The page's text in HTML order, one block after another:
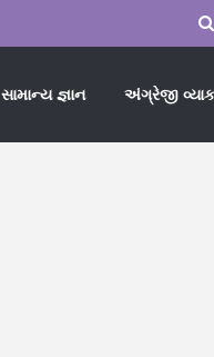
સામાન્ય જ્ઞાન અંગ્રેજી